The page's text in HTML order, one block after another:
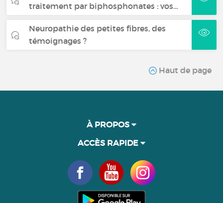
traitement par biphosphonates : vos…
Neuropathie des petites fibres, des
témoignages ?
Haut de page
À PROPOS
ACCÈS RAPIDE